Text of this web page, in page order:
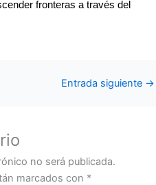
fronteras a través del
Entrada siguiente →
no será publicada.
marcados con *